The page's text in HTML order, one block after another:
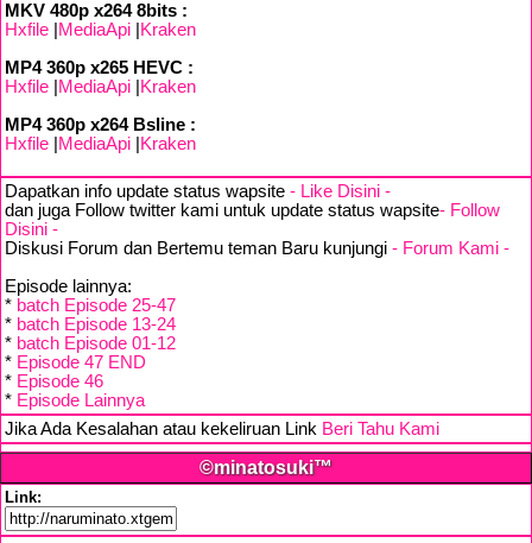
MKV 480p x264 8bits :
Hxfile
MediaApi
Kraken
MP4 360p x265 HEVC :
Hxfile
MediaApi
Kraken
MP4 360p x264 Bsline :
Hxfile
MediaApi Kraken
Dapatkan info update status wapsite - Like Disini -
dan juga Follow twitter kami untuk update status wapsite- Follow
Disini -
Diskusi Forum dan Bertemu teman Baru kunjungi - Forum Kami -
Episode lainnya:
* batch Episode 25-47
* batch Episode 13-24
* batch Episode 01-12
* Episode 47 END
* Episode 46
* Episode Lainnya
Jika Ada Kesalahan atau kekeliruan Link Beri Tahu Kami
©minatosuki™
Link: